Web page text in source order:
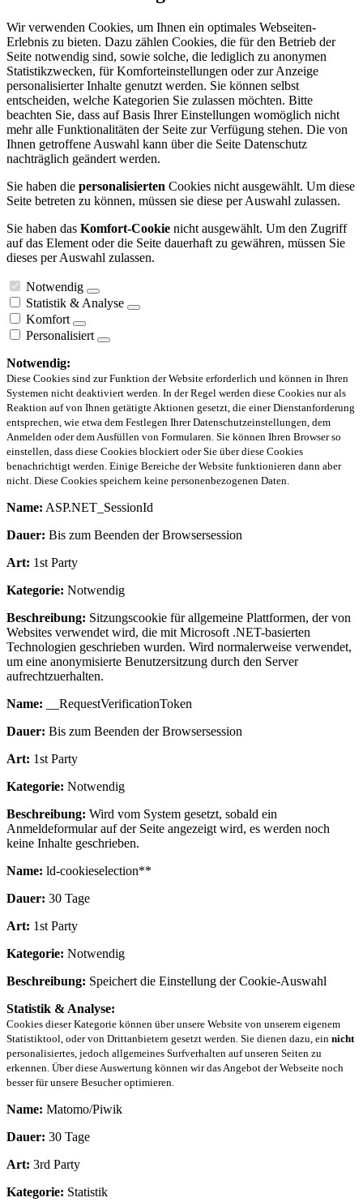
Wir verwenden Cookies, um Ihnen ein optimales Webseiten-
Erlebnis zu bieten. Dazu zählen Cookies, die für den Betrieb der
Seite notwendig sind, sowie solche, die lediglich zu anonymen
Statistikzwecken, für Komforteinstellungen oder zur Anzeige
personalisierter Inhalte genutzt werden. Sie können selbst
entscheiden, welche Kategorien Sie zulassen möchten. Bitte
beachten Sie, dass auf Basis Ihrer Einstellungen womöglich nicht
mehr alle Funktionalitäten der Seite zur Verfügung stehen. Die von
Ihnen getroffene Auswahl kann über die Seite Datenschutz
nachträglich geändert werden.
Sie haben die personalisierten Cookies nicht ausgewählt. Um diese
Seite betreten zu können, müssen sie diese per Auswahl zulassen.
Sie haben das Komfort-Cookie nicht ausgewählt. Um den Zugriff
auf das Element oder die Seite dauerhaft zu gewähren, müssen Sie
dieses per Auswahl zulassen.
Notwendig
Statistik & Analyse
Komfort
Personalisiert
Notwendig:
Diese Cookies sind zur Funktion der Website erforderlich und können in Ihren
Systemen nicht deaktiviert werden. In der Regel werden diese Cookies nur als
Reaktion auf von Ihnen getätigte Aktionen gesetzt, die einer Dienstanforderung
entsprechen, wie etwa dem Festlegen Ihrer Datenschutzeinstellungen, dem
Anmelden oder dem Ausfüllen von Formularen. Sie können Ihren Browser so
einstellen, dass diese Cookies blockiert oder Sie über diese Cookies
benachrichtigt werden. Einige Bereiche der Website funktionieren dann aber
nicht. Diese Cookies speichern keine personenbezogenen Daten.
Name: ASP.NET_SessionId
Dauer: Bis zum Beenden der Browsersession
Art: 1st Party
Kategorie: Notwendig
Beschreibung: Sitzungscookie für allgemeine Plattformen, der von
Websites verwendet wird, die mit Microsoft .NET-basierten
Technologien geschrieben wurden. Wird normalerweise verwendet,
um eine anonymisierte Benutzersitzung durch den Server
aufrechtzuerhalten.
Name: __RequestVerificationToken
Dauer: Bis zum Beenden der Browsersession
Art: 1st Party
Kategorie: Notwendig
Beschreibung: Wird vom System gesetzt, sobald ein
Anmeldeformular auf der Seite angezeigt wird, es werden noch
keine Inhalte geschrieben.
Name: ld-cookieselection**
Dauer: 30 Tage
Art: 1st Party
Kategorie: Notwendig
Beschreibung: Speichert die Einstellung der Cookie-Auswahl
Statistik & Analyse:
Cookies dieser Kategorie können über unsere Website von unserem eigenem
Statistiktool, oder von Drittanbietern gesetzt werden. Sie dienen dazu, ein nicht
personalisiertes, jedoch allgemeines Surfverhalten auf unseren Seiten zu
erkennen. Über diese Auswertung können wir das Angebot der Webseite noch
besser für unsere Besucher optimieren.
Name: Matomo/Piwik
Dauer: 30 Tage
Art: 3rd Party
Kategorie: Statistik